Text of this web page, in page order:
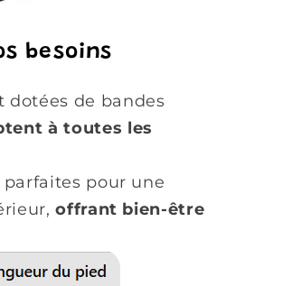
besoins
dotées de bandes
à toutes les
pour une
offrant bien-être